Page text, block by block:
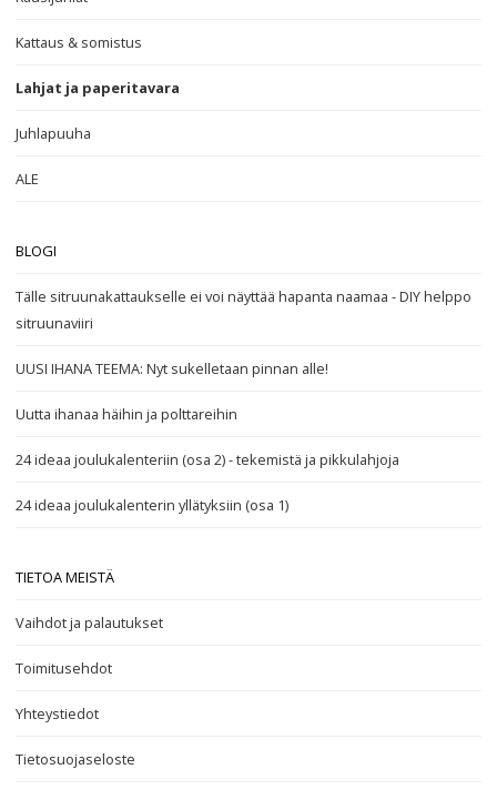
Kattaus & somistus
Lahjat ja paperitavara
Juhlapuuha
ALE
BLOGI
Tälle sitruunakattaukselle ei voi näyttää hapanta naamaa - DIY helppo
sitruunaviiri
UUSI IHANA TEEMA: Nyt sukelletaan pinnan alle!
Uutta ihanaa häihin ja polttareihin
24 ideaa joulukalenteriin (osa 2) - tekemistä ja pikkulahjoja
24 ideaa joulukalenterin yllätyksiin (osa 1)
TIETOA MEISTÄ
Vaihdot ja palautukset
Toimitusehdot
Yhteystiedot
Tietosuojaseloste